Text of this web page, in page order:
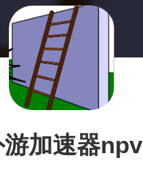
游加速器npv